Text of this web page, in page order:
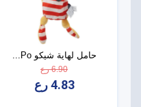
حامل لهاية شيكو Po...
6.90 رع
4.83 رع